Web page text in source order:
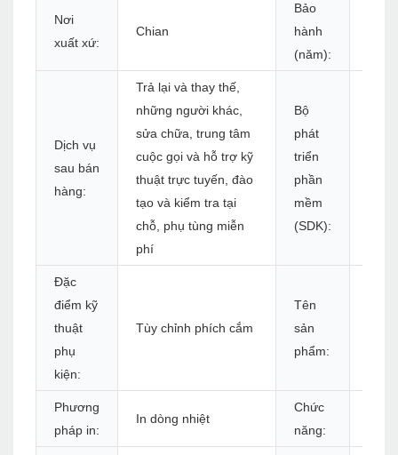
Nơi
xuất xứ:
Chian
Bảo
hành
(năm):
Dịch vụ
sau bán
hàng:
Trả lại và thay thế,
những người khác,
sửa chữa, trung tâm
cuộc gọi và hỗ trợ kỹ
thuật trực tuyến, đào
tạo và kiểm tra tại
chỗ, phụ tùng miễn
phí
Bộ
phát
triển
phần
mềm
(SDK):
Đặc
điểm kỹ
thuật
phụ
kiện:
Tùy chỉnh phích cắm
Tên
sản
phẩm:
Phương
pháp in:
In dòng nhiệt
Chức
năng: